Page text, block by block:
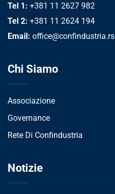
Tel 1: +381 11 2627 982
Tel 2: +381 11 2624 194
Email: office@confindustria.rs
Chi Siamo
Associazione
Governance
Rete Di Confindustria
Notizie